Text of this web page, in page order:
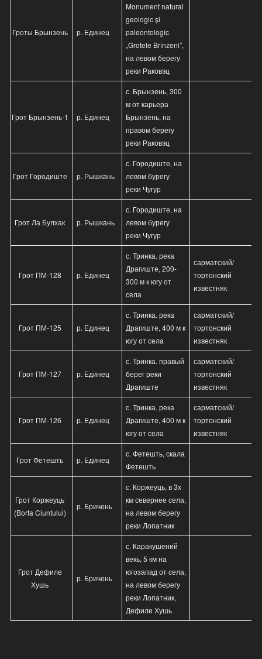
Гроты Брынзень р. Единец
Monument natural
geologic și
paleontologic
„Grotele Brînzeni”,
на левом берегу
реки Раковэц
Грот Брынзень-1 р. Единец
с. Брынзень, 300
м от карьера
Брынзень, на
правом берегу
реки Раковэц
Грот Городиште р. Рышкань
с. Городиште, на
левом бурегу
реки Чугур
Грот Ла Булхак р. Рышкань
с. Городиште, на
левом бурегу
реки Чугур
Грот ПМ-128 р. Единец
с. Тринка. река
Драгиште, 200-
300 м к югу от
села
сарматский/
тортонский
известняк
Грот ПМ-125 р. Единец
с. Тринка. река
Драгиште, 400 м к
югу от села
сарматский/
тортонский
известняк
Грот ПМ-127 р. Единец
с. Тринка. правый
берег реки
Драгиште
сарматский/
тортонский
известняк
Грот ПМ-126 р. Единец
с. Тринка. река
Драгиште, 400 м к
югу от села
сарматский/
тортонский
известняк
Грот Фетешть р. Единец
с. Фетешть, скала
Фетешть
Грот Коржеуць
(Borta Ciuntului)
р. Бричень
с. Коржеуць, в 3х
км севернее села,
на левом берегу
реки Лопатник
Грот Дефиле
Хушь
р. Бричень
с. Каракушений
векь, 5 км на
югозапад от села,
на левом берегу
реки Лопатник,
Дефиле Хушь